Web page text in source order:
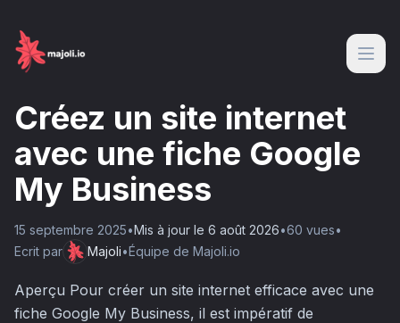
Créez un site internet
avec une fiche Google
My Business
15 septembre 2025•Mis à jour le 6 août 2026•60 vues•
Ecrit par
Majoli•Équipe de Majoli.io
Aperçu Pour créer un site internet efficace avec une
fiche Google My Business, il est impératif de